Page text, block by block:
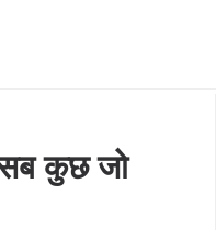
सब कुछ जो